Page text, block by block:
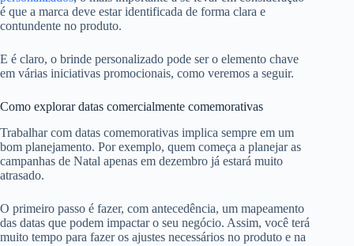
é que a marca deve estar identificada de forma clara e
contundente no produto.
E é claro, o brinde personalizado pode ser o elemento chave
em várias iniciativas promocionais, como veremos a seguir.
Como explorar datas comercialmente comemorativas
Trabalhar com datas comemorativas implica sempre em um
bom planejamento. Por exemplo, quem começa a planejar as
campanhas de Natal apenas em dezembro já estará muito
atrasado.
O primeiro passo é fazer, com antecedência, um mapeamento
das datas que podem impactar o seu negócio. Assim, você terá
muito tempo para fazer os ajustes necessários no produto e na